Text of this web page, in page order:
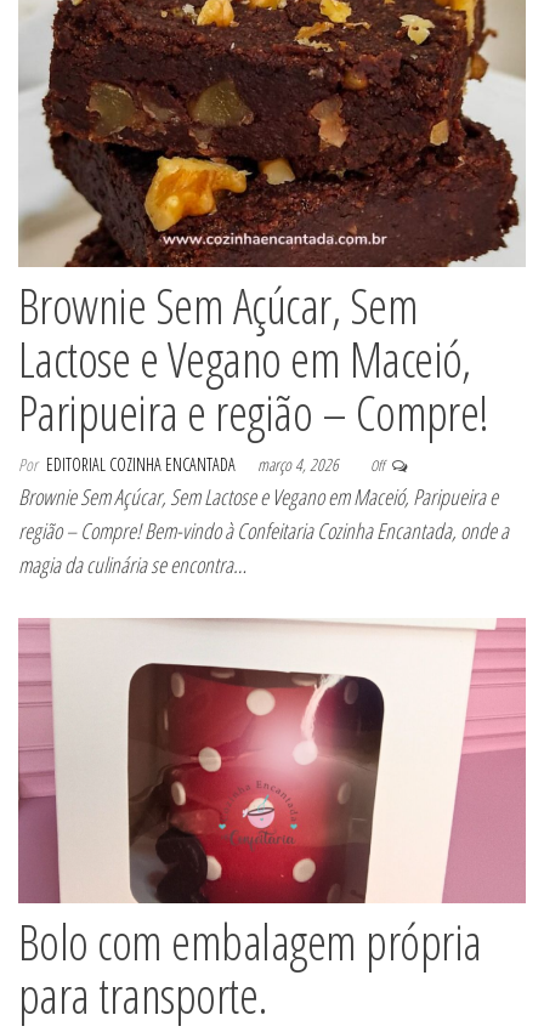
Brownie Sem Açúcar, Sem
Lactose e Vegano em Maceió,
Paripueira e região – Compre!
Por EDITORIAL COZINHA ENCANTADA março 4, 2026 Off
Brownie Sem Açúcar, Sem Lactose e Vegano em Maceió, Paripueira e
região – Compre! Bem-vindo à Confeitaria Cozinha Encantada, onde a
magia da culinária se encontra…
Bolo com embalagem própria
para transporte.